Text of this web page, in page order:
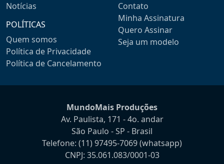
Notícias
POLÍTICAS
Quem somos
Política de Privacidade
Política de Cancelamento
Contato
Minha Assinatura
Quero Assinar
Seja um modelo
MundoMais Produções
Av. Paulista, 171 - 4o. andar
São Paulo - SP - Brasil
Telefone: (11) 97495-7069(whatsapp)
CNPJ: 35.061.083/0001-03